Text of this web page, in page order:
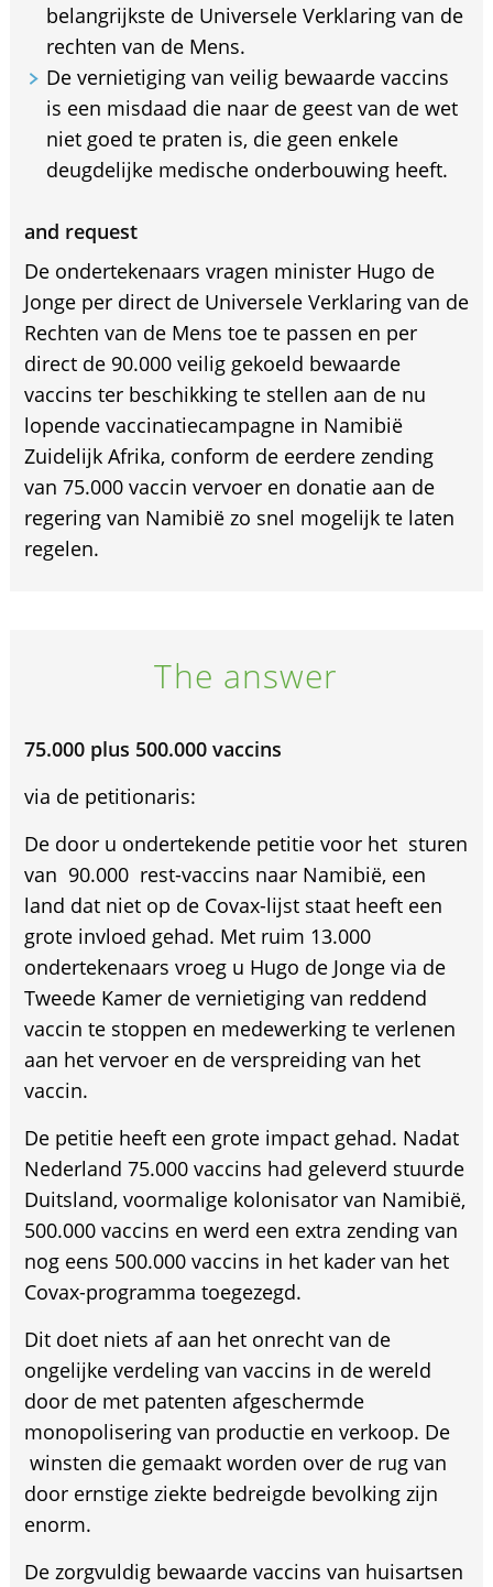
belangrijkste de Universele Verklaring van de
rechten van de Mens.
De vernietiging van veilig bewaarde vaccins
is een misdaad die naar de geest van de wet
niet goed te praten is, die geen enkele
deugdelijke medische onderbouwing heeft.
and request
De ondertekenaars vragen minister Hugo de
Jonge per direct de Universele Verklaring van de
Rechten van de Mens toe te passen en per
direct de 90.000 veilig gekoeld bewaarde
vaccins ter beschikking te stellen aan de nu
lopende vaccinatiecampagne in Namibië
Zuidelijk Afrika, conform de eerdere zending
van 75.000 vaccin vervoer en donatie aan de
regering van Namibië zo snel mogelijk te laten
regelen.
The answer
75.000 plus 500.000 vaccins
via de petitionaris:
De door u ondertekende petitie voor het sturen
van 90.000 rest-vaccins naar Namibië, een
land dat niet op de Covax-lijst staat heeft een
grote invloed gehad. Met ruim 13.000
ondertekenaars vroeg u Hugo de Jonge via de
Tweede Kamer de vernietiging van reddend
vaccin te stoppen en medewerking te verlenen
aan het vervoer en de verspreiding van het
vaccin.
De petitie heeft een grote impact gehad. Nadat
Nederland 75.000 vaccins had geleverd stuurde
Duitsland, voormalige kolonisator van Namibië,
500.000 vaccins en werd een extra zending van
nog eens 500.000 vaccins in het kader van het
Covax-programma toegezegd.
Dit doet niets af aan het onrecht van de
ongelijke verdeling van vaccins in de wereld
door de met patenten afgeschermde
monopolisering van productie en verkoop. De
winsten die gemaakt worden over de rug van
door ernstige ziekte bedreigde bevolking zijn
enorm.
De zorgvuldig bewaarde vaccins van huisartsen